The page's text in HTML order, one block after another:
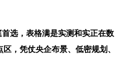
选，表格满是实测和实正在数
，凭仗央企布景、低密规划、